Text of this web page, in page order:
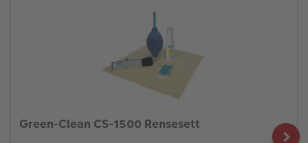
Green-Clean CS-1500 Rensesett